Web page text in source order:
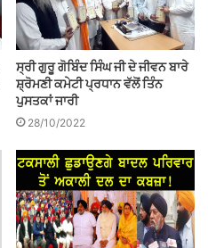
ਸ੍ਰੀ ਗੁਰੂ ਗੋਬਿੰਦ ਸਿੰਘ ਜੀ ਦੇ ਜੀਵਨ ਬਾਰੇ
ਸ਼੍ਰੋਮਣੀ ਕਮੇਟੀ ਪ੍ਰਧਾਨ ਵੱਲੋਂ ਤਿੰਨ
ਪੁਸਤਕਾਂ ਜਾਰੀ
28/10/2022